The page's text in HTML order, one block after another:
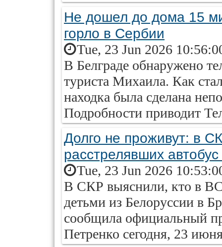
Не дошел до дома 15
горло в Сербии
Tue, 23 Jun 2026
В Белграде обнаружено
туриста Михаила. Как
находка была сделана
Подробности приводит
Долго не проживут: в
расстрелявших
Tue, 23 Jun 2026
В СКР выяснили, кто в
детьми из Белоруссии в
сообщила официальный
Петренко сегодня, 23